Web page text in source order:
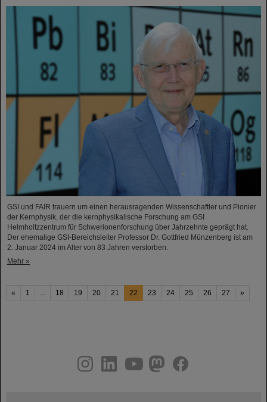
GSI und FAIR trauern um einen herausragenden Wissenschaftler und Pionier
der Kernphysik, der die kernphysikalische Forschung am GSI
Helmholtzzentrum für Schwerionenforschung über Jahrzehnte geprägt hat.
Der ehemalige GSI-Bereichsleiter Professor Dr. Gottfried Münzenberg ist am
2. Januar 2024 im Alter von 83 Jahren verstorben.
Mehr »
« 1 ... 18 19 20 21 22 23 24 25 26 27 »
youtubehelmholtz.socialfacebook